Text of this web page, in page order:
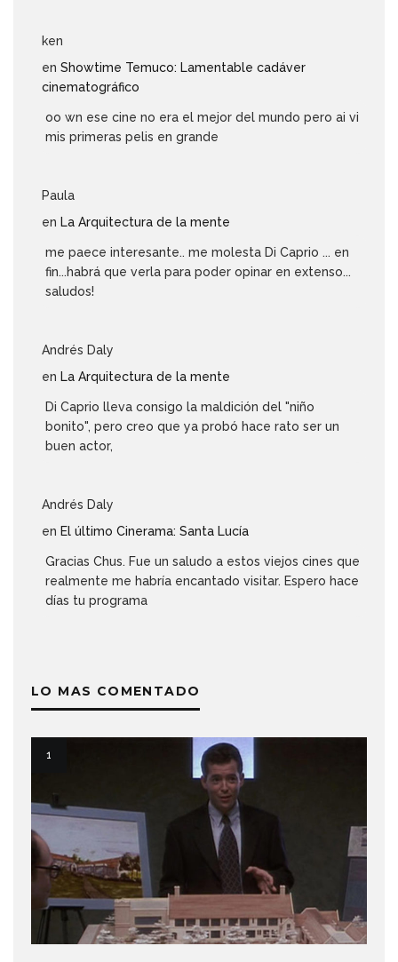
ken
en Showtime Temuco: Lamentable cadáver
cinematográfico
oo wn ese cine no era el mejor del mundo pero ai vi
mis primeras pelis en grande
Paula
en La Arquitectura de la mente
me paece interesante.. me molesta Di Caprio ... en
fin...habrá que verla para poder opinar en extenso...
saludos!
Andrés Daly
en La Arquitectura de la mente
Di Caprio lleva consigo la maldición del "niño
bonito", pero creo que ya probó hace rato ser un
buen actor,
Andrés Daly
en El último Cinerama: Santa Lucía
Gracias Chus. Fue un saludo a estos viejos cines que
realmente me habría encantado visitar. Espero hace
días tu programa
LO MAS COMENTADO